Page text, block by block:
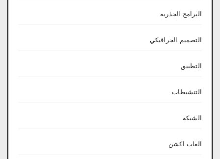
البرامج الجذرية
التصميم الجرافيكي
التطبيق
التنشيطات
الشبكة
العاب اكشن